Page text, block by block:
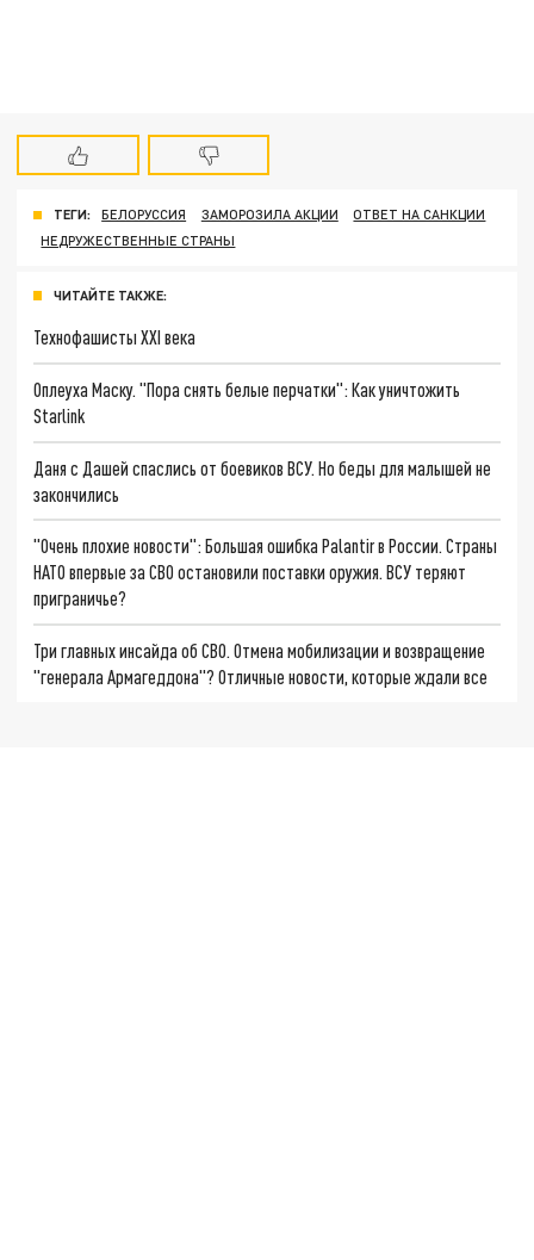
ТЕГИ: БЕЛОРУССИЯ ЗАМОРОЗИЛА АКЦИИ
ОТВЕТ НА САНКЦИИ
НЕДРУЖЕСТВЕННЫЕ СТРАНЫ
ЧИТАЙТЕ ТАКЖЕ:
Технофашисты XXI века
Оплеуха Маску. "Пора снять белые перчатки": Как уничтожить
Starlink
Даня с Дашей спаслись от боевиков ВСУ. Но беды для малышей не
закончились
"Очень плохие новости": Большая ошибка Palantir в России. Страны
НАТО впервые за СВО остановили поставки оружия. ВСУ теряют
приграничье?
Три главных инсайда об СВО. Отмена мобилизации и возвращение
"генерала Армагеддона"? Отличные новости, которые ждали все